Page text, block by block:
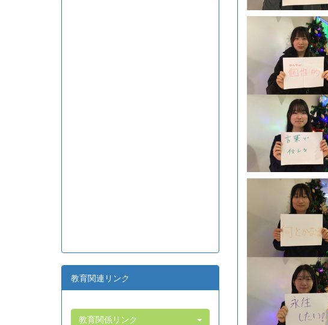
教育関連リンク
教育関係リンク